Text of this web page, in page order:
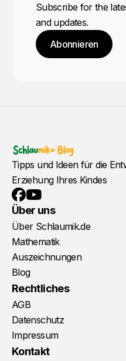
Subscribe for the
and updates.
Abonnieren
Tipps und Ideen für die
Erziehung Ihres Kindes
Facebook
YouTube
Über uns
Über Schlaumik.de
Mathematik
Auszeichnungen
Blog
Rechtliches
AGB
Datenschutz
Impressum
Kontakt